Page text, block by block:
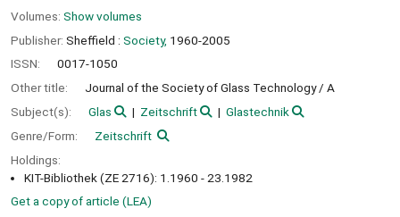
Volumes: Show volumes
Publisher: Sheffield : Society, 1960-2005
ISSN:
0017-1050
Other title:
Journal of the Society of Glass Technology / A
Subject(s):
Glas Zeitschrift
Glastechnik
Genre/Form:
Zeitschrift
Holdings:
KIT-Bibliothek (ZE 2716): 1.1960 - 23.1982
Get a copy of article (LEA)